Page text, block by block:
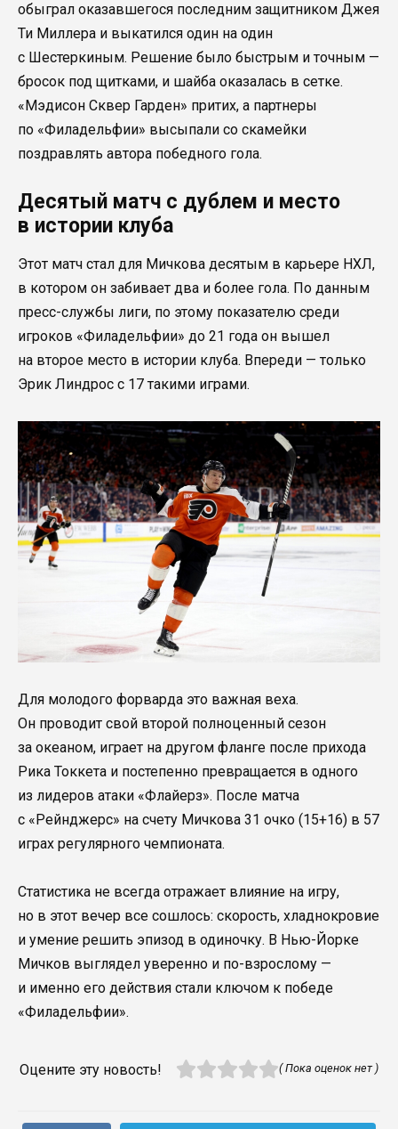
обыграл оказавшегося последним защитником Джея
Ти Миллера и выкатился один на один
с Шестеркиным. Решение было быстрым и точным —
бросок под щитками, и шайба оказалась в сетке.
«Мэдисон Сквер Гарден» притих, а партнеры
по «Филадельфии» высыпали со скамейки
поздравлять автора победного гола.
Десятый матч с дублем и место
в истории клуба
Этот матч стал для Мичкова десятым в карьере НХЛ,
в котором он забивает два и более гола. По данным
пресс-службы лиги, по этому показателю среди
игроков «Филадельфии» до 21 года он вышел
на второе место в истории клуба. Впереди — только
Эрик Линдрос с 17 такими играми.
Для молодого форварда это важная веха.
Он проводит свой второй полноценный сезон
за океаном, играет на другом фланге после прихода
Рика Токкета и постепенно превращается в одного
из лидеров атаки «Флайерз». После матча
с «Рейнджерс» на счету Мичкова 31 очко (15+16) в 57
играх регулярного чемпионата.
Статистика не всегда отражает влияние на игру,
но в этот вечер все сошлось: скорость, хладнокровие
и умение решить эпизод в одиночку. В Нью-Йорке
Мичков выглядел уверенно и по-взрослому —
и именно его действия стали ключом к победе
«Филадельфии».
Оцените эту новость! ( Пока оценок нет )